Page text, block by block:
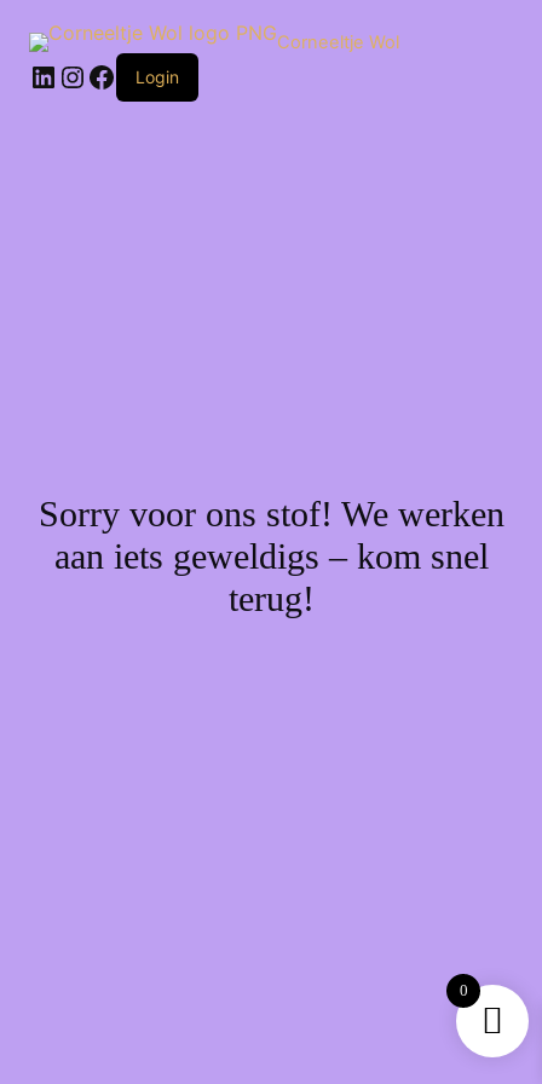
naar
inhoud
Corneeltje Wol
LinkedIn
Instagram
Facebook
Login
Sorry voor ons stof! We werken
aan iets geweldigs – kom snel
terug!
0